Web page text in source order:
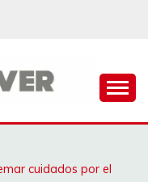
cuidados por el